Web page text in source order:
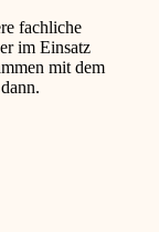
fachliche
im Einsatz
mit dem